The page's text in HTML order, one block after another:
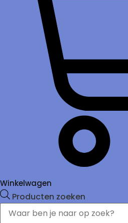
Winkelwagen
Producten zoeken